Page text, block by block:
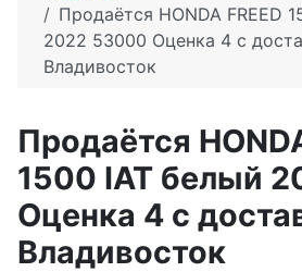
Продаётся HONDA FREED
2022 53000 Оценка 4 с
Владивосток
Продаётся
1500 IAT белый
Оценка 4 с
Владивосток